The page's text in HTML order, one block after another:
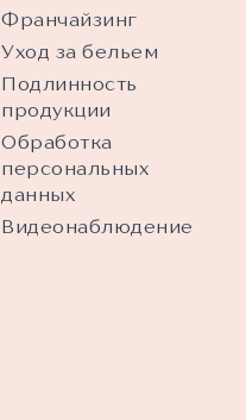
Франчайзинг
Уход за бельем
Подлинность
продукции
Обработка
персональных
данных
Видеонаблюдение